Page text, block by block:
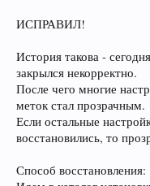
ИСПРАВИЛ!
История такова -
закрылся некорректно.
После чего многие
меток стал прозрачным.
Если остальные
восстановились, то
Способ восстановления: